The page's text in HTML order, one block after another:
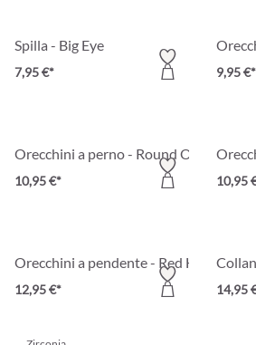
Spilla - Big Eye
7,95 €* 9,95 €*
Orecchini a perno - Round Ornament
10,95 €* 10,95
Orecchini a pendente - Red Hearts
12,95 €* 14,95